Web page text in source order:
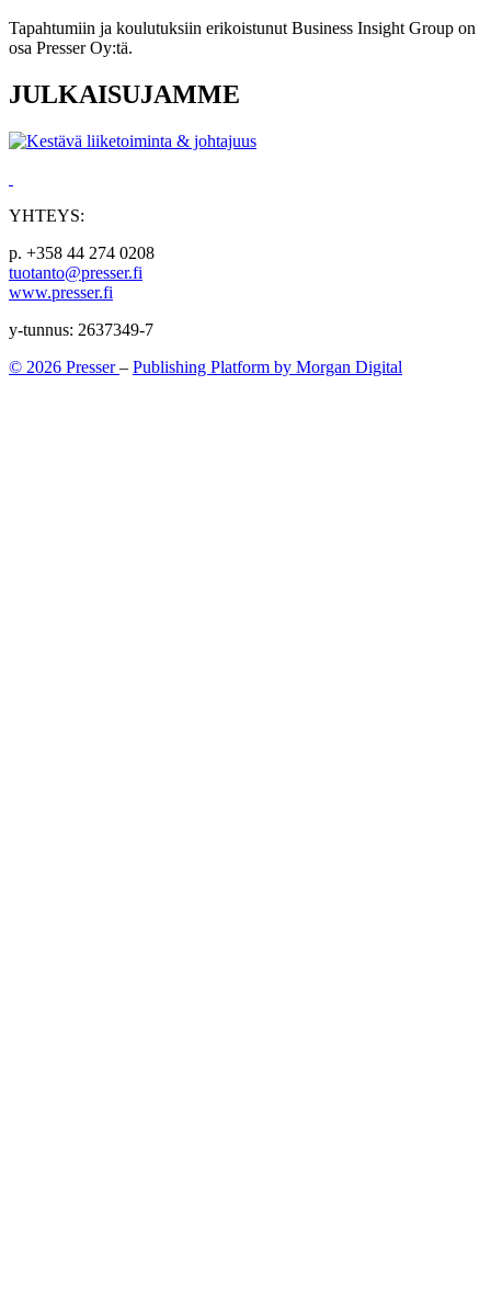
Tapahtumiin ja koulutuksiin erikoistunut Business Insight Group on
osa Presser Oy:tä.
JULKAISUJAMME
YHTEYS:
p. +358 44 274 0208
tuotanto@presser.fi
www.presser.fi
y-tunnus: 2637349-7
© 2026 Presser– Publishing Platform by Morgan Digital